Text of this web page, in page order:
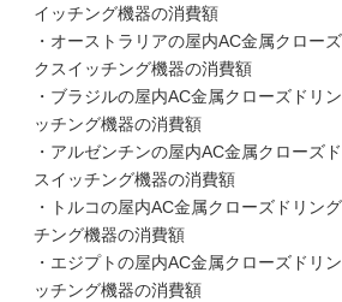
イッチング機器の消費額
・オーストラリアの屋内AC金属クロー
クスイッチング機器の消費額
・ブラジルの屋内AC金属クローズドリ
ッチング機器の消費額
・アルゼンチンの屋内AC金属クローズ
スイッチング機器の消費額
・トルコの屋内AC金属クローズドリン
チング機器の消費額
・エジプトの屋内AC金属クローズドリ
ッチング機器の消費額